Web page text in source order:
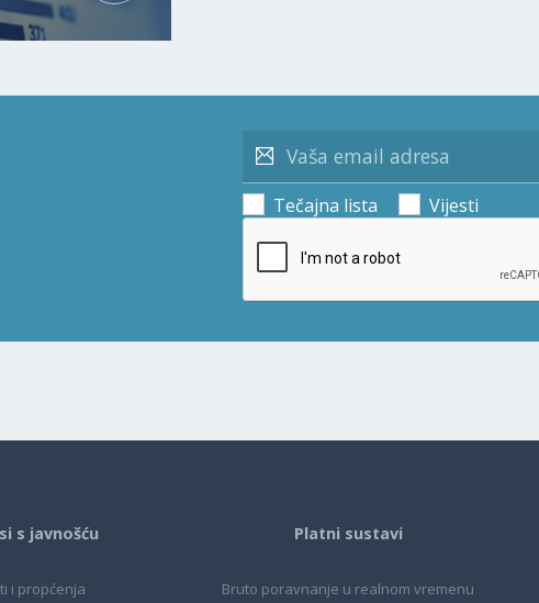
Tečajna lista Vijesti
s javnošću
i propćenja
Platni sustavi
Bruto poravnanje u realnom vremenu